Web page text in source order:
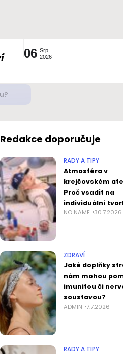
06 Srp
2026
Redakce doporučuje
RADY A TIPY
Atmosféra v
krejčovském
Proč vsadit na
individuální
NO NAME 30.7.2026
ZDRAVÍ
Jaké doplňky
nám mohou
imunitou či
soustavou?
ADMIN 7.7.2026
RADY A TIPY